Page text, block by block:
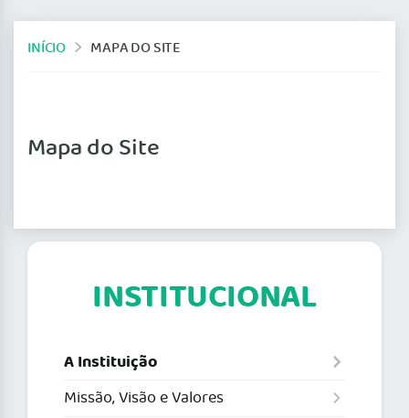
INÍCIO MAPA DO SITE
Mapa do Site
INSTITUCIONAL
A Instituição
Missão, Visão e Valores